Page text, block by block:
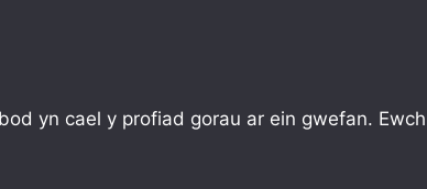
yn cael y profiad gorau ar ein gwefan.